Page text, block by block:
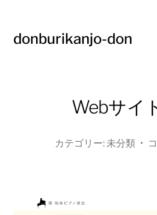
donburikanjo-don
Webサイ
カテゴリー:未分類 •